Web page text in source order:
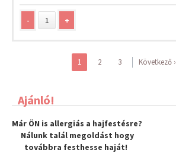
- +
1 2 3 Következő ›
Ajánló!
Már ÖN is allergiás a hajfestésre?
Nálunk talál megoldást hogy
továbbra festhesse haját!